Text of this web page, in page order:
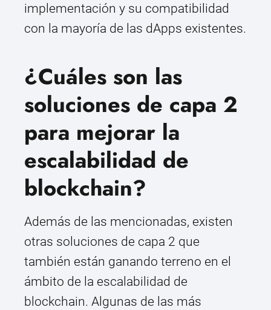
implementación y su compatibilidad
con la mayoría de las dApps existentes.
¿Cuáles son las
soluciones de capa 2
para mejorar la
escalabilidad de
blockchain?
Además de las mencionadas, existen
otras soluciones de capa 2 que
también están ganando terreno en el
ámbito de la escalabilidad de
blockchain. Algunas de las más